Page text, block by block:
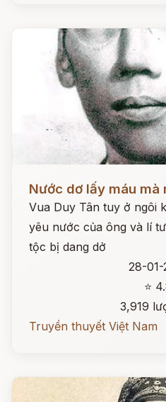
Nước dơ lấy máu mà
Vua Duy Tân tuy ở ngôi
yêu nước của ông và lí
tộc bị dang dở
28-01-
⭐
3,919
Truyền thuyết Việt Nam